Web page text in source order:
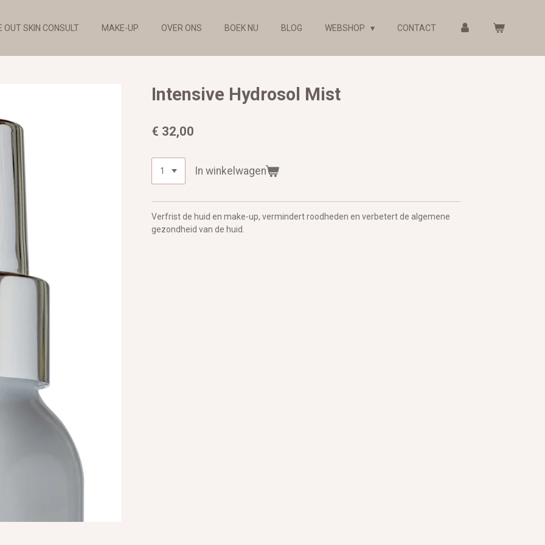
OUT SKIN CONSULT MAKE-UP OVER ONS BOEK NU BLOG WEBSHOP CONTACT
Intensive Hydrosol Mist
€ 32,00
In winkelwagen
Verfrist de huid en make-up, vermindert roodheden en verbetert de algemene
gezondheid van de huid.